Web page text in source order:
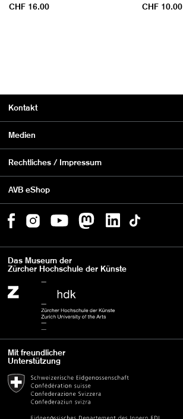
CHF 16.00
CHF 10.00
Kontakt
Medien
Rechtliches / Impressum
AVB eShop
Das Museum der
Zürcher Hochschule der Künste
Mit freundlicher
Unterstützung